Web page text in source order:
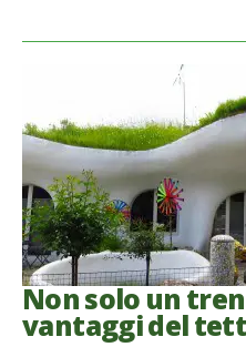
Non solo un
vantaggi del